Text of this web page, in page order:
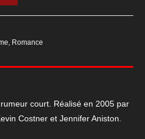
, Romance
court. Réalisé en 2005 par
Costner et Jennifer Aniston.